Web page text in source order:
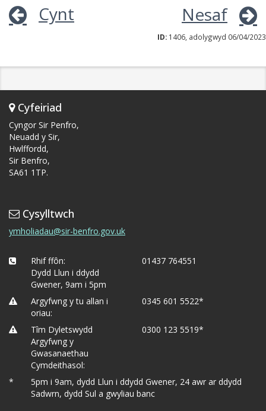
Cynt Nesaf
ID: 1406, adolygwyd 06/04/2023
Cyfeiriad
Cyngor Sir Penfro,
Neuadd y Sir,
Hwlffordd,
Sir Benfro,
SA61 1TP.
Cysylltwch
ymholiadau@sir-benfro.gov.uk
Rhif ffôn:
Dydd Llun i ddydd
Gwener, 9am i 5pm
01437 764551
Argyfwng y tu allan i
oriau:
0345 601 5522*
Tîm Dyletswydd
Argyfwng y
Gwasanaethau
Cymdeithasol:
0300 123 5519*
*
5pm i 9am, dydd Llun i ddydd Gwener, 24 awr ar ddydd
Sadwrn, dydd Sul a gwyliau banc